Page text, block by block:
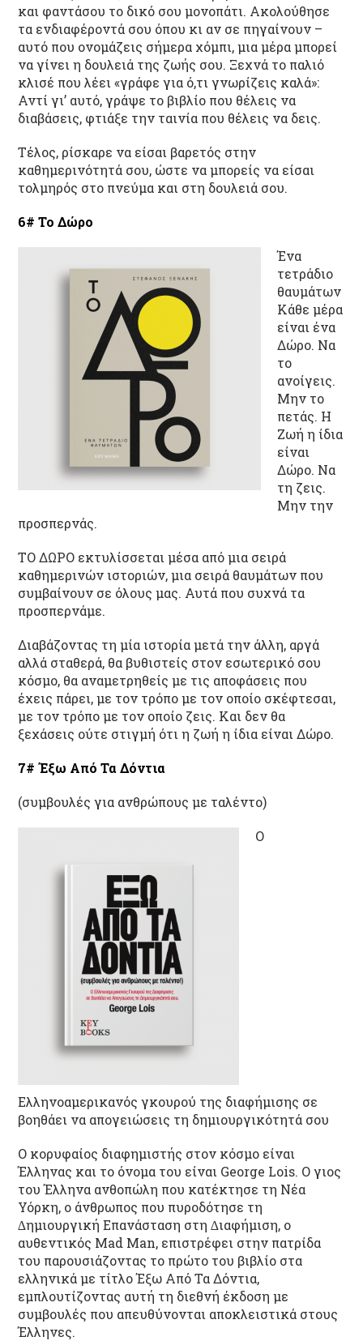
και φαντάσου το δικό σου μονοπάτι. Ακολούθησε
τα ενδιαφέροντά σου όπου κι αν σε πηγαίνουν –
αυτό που ονομάζεις σήμερα χόμπι, μια μέρα μπορεί
να γίνει η δουλειά της ζωής σου. Ξεχνά το παλιό
κλισέ που λέει «γράφε για ό,τι γνωρίζεις καλά»:
Αντί γι’ αυτό, γράψε το βιβλίο που θέλεις να
διαβάσεις, φτιάξε την ταινία που θέλεις να δεις.
Τέλος, ρίσκαρε να είσαι βαρετός στην
καθημερινότητά σου, ώστε να μπορείς να είσαι
τολμηρός στο πνεύμα και στη δουλειά σου.
6# Το Δώρο
Ένα
τετράδιο
θαυμάτων
Κάθε μέρα
είναι ένα
Δώρο. Να
το
ανοίγεις.
Μην το
πετάς. Η
Ζωή η ίδια
είναι
Δώρο. Να
τη ζεις.
Μην την
προσπερνάς.
ΤΟ ΔΩΡΟ εκτυλίσσεται μέσα από μια σειρά
καθημερινών ιστοριών, μια σειρά θαυμάτων που
συμβαίνουν σε όλους μας. Αυτά που συχνά τα
προσπερνάμε.
Διαβάζοντας τη μία ιστορία μετά την άλλη, αργά
αλλά σταθερά, θα βυθιστείς στον εσωτερικό σου
κόσμο, θα αναμετρηθείς με τις αποφάσεις που
έχεις πάρει, με τον τρόπο με τον οποίο σκέφτεσαι,
με τον τρόπο με τον οποίο ζεις. Και δεν θα
ξεχάσεις ούτε στιγμή ότι η ζωή η ίδια είναι Δώρο.
7# Έξω Από Τα Δόντια
(συμβουλές για ανθρώπους με ταλέντο)
Ο
Ελληνοαμερικανός γκουρού της διαφήμισης σε
βοηθάει να απογειώσεις τη δημιουργικότητά σου
Ο κορυφαίος διαφημιστής στον κόσμο είναι
Έλληνας και το όνομα του είναι George Lois. O γιος
του Έλληνα ανθοπώλη που κατέκτησε τη Νέα
Υόρκη, ο άνθρωπος που πυροδότησε τη
∆ημιουργική Επανάσταση στη ∆ιαφήμιση, o
αυθεντικός Mad Man, επιστρέφει στην πατρίδα
του παρουσιάζοντας το πρώτο του βιβλίο στα
ελληνικά με τίτλο Έξω Από Τα Δόντια,
εμπλουτίζοντας αυτή τη διεθνή έκδοση με
συμβουλές που απευθύνονται αποκλειστικά στους
Έλληνες.